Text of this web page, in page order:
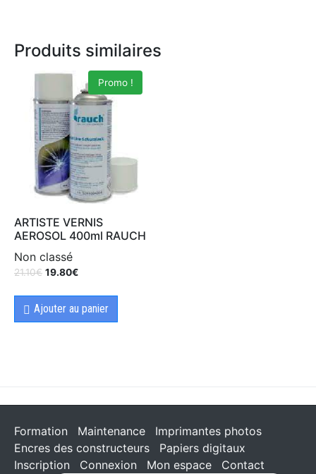
Produits similaires
Promo !
ARTISTE VERNIS
AEROSOL 400ml RAUCH
Non classé
21.10€ 19.80€
Ajouter au panier
Formation Maintenance
Imprimantes photos
Encres des constructeurs
Papiers digitaux
Inscription
Connexion Mon espace Contact